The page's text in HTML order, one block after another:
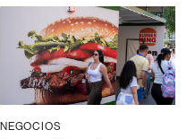
NEGOCIOS